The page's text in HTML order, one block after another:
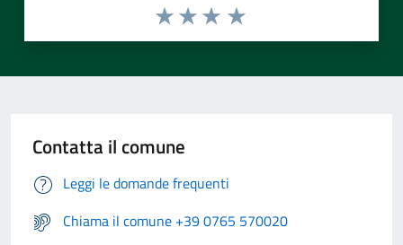
Contatta il comune
Leggi le domande frequenti
Chiama il comune +39 0765 570020